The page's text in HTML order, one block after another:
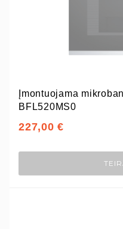
Įmontuojama
BFL520MS0
227,00 €